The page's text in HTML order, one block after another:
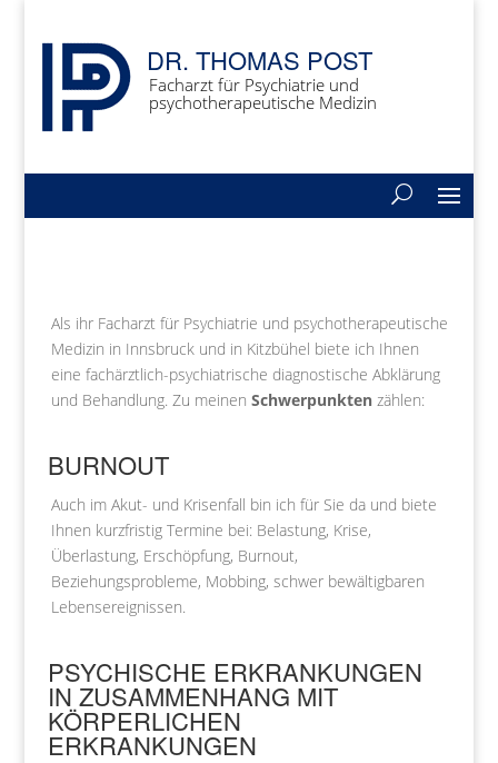
DR. THOMAS POST
Facharzt für Psychiatrie und
psychotherapeutische Medizin
Als ihr Facharzt für Psychiatrie und psychotherapeutische
Medizin in Innsbruck und in Kitzbühel biete ich Ihnen
eine fachärztlich-psychiatrische diagnostische Abklärung
und Behandlung. Zu meinen Schwerpunktenzählen:
BURNOUT
Auch im Akut- und Krisenfall bin ich für Sie da und biete
Ihnen kurzfristig Termine bei: Belastung, Krise,
Überlastung, Erschöpfung, Burnout,
Beziehungsprobleme, Mobbing, schwer bewältigbaren
Lebensereignissen.
PSYCHISCHE ERKRANKUNGEN
IN ZUSAMMENHANG MIT
KÖRPERLICHEN
ERKRANKUNGEN